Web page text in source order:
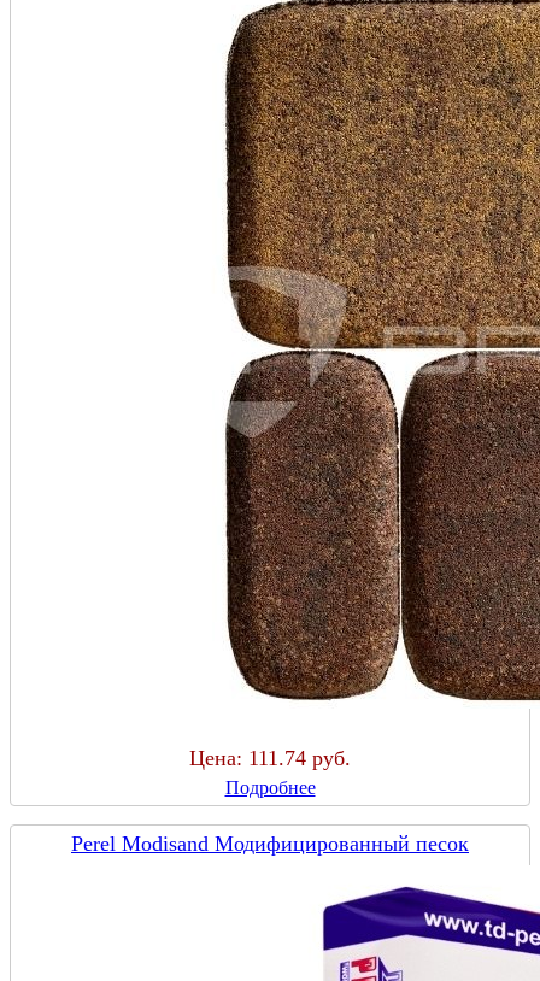
Цена: 111.74 руб.
Подробнее
Perel Modisand Модифицированный песок